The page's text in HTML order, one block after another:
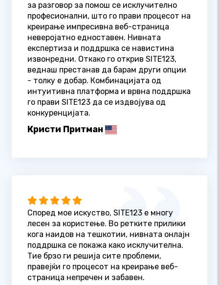
за разговор за помош се исклучително
професионални, што го прави процесот на
креирање импресивна веб-страница
неверојатно едноставен. Нивната
експертиза и поддршка се навистина
извонредни. Откако го открив SITE123,
веднаш престанав да барам други опции
- толку е добар. Комбинацијата од
интуитивна платформа и врвна поддршка
го прави SITE123 да се издвојува од
конкуренцијата.
Кристи Притман
Според мое искуство, SITE123 е многу
лесен за користење. Во ретките прилики
кога наидов на тешкотии, нивната онлајн
поддршка се покажа како исклучителна.
Тие брзо ги решија сите проблеми,
правејќи го процесот на креирање веб-
страница непречен и забавен.